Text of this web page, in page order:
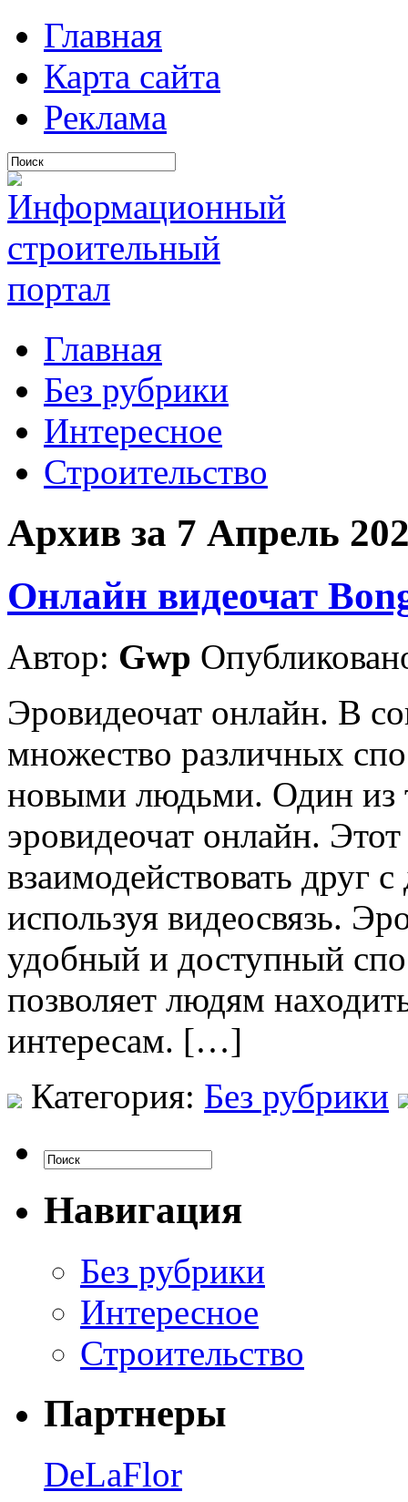
Главная
Карта сайта
Реклама
Главная
Без рубрики
Интересное
Строительство
Архив за 7 Апрель
Онлайн видеочат
Автор: Gwp
Эровидеочат онлайн. В
множество различных
новыми людьми. Один из
эровидеочат онлайн.
взаимодействовать друг
используя видеосвязь.
удобный и доступный
позволяет людям
интересам. […]
Категория: Без рубрики
Навигация
Без рубрики
Интересное
Строительство
Партнеры
DeLaFlor